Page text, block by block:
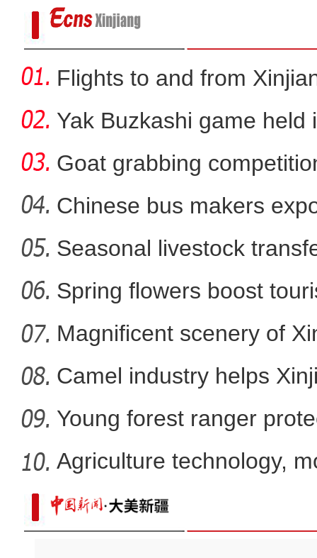
新疆和田市：梨花桃
今年新疆霍尔果斯口岸商品
Flights to and from
Yak Buzkashi game held
Goat grabbing
Chinese bus makers
energy ve
Seasonal livestock
Spring flowers boost
Magnificent scenery of
Camel industry helps
Young forest ranger
Agriculture technology,
promote